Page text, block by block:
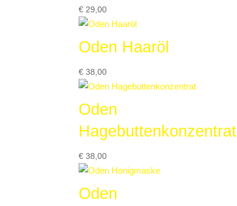
€ 29,00
Oden Haaröl
€ 38,00
Oden
Hagebuttenkonzentrat
€ 38,00
Oden